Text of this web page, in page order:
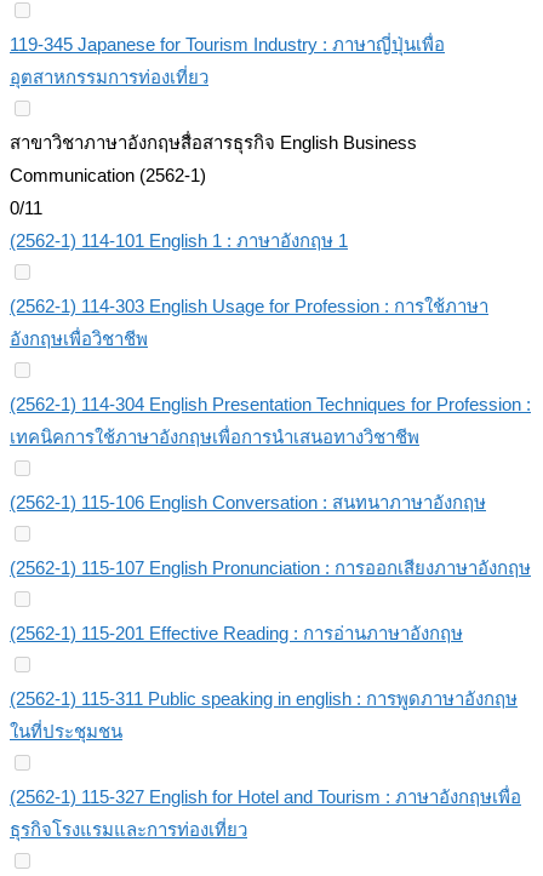
119-345 Japanese for Tourism Industry : ภาษาญี่ปุ่นเพื่อ
อุตสาหกรรมการท่องเที่ยว
สาขาวิชาภาษาอังกฤษสื่อสารธุรกิจ English Business
Communication (2562-1)
0/11
(2562-1) 114-101 English 1 : ภาษาอังกฤษ 1
(2562-1) 114-303 English Usage for Profession : การใช้ภาษา
อังกฤษเพื่อวิชาชีพ
(2562-1) 114-304 English Presentation Techniques for Profession :
เทคนิคการใช้ภาษาอังกฤษเพื่อการนำเสนอทางวิชาชีพ
(2562-1) 115-106 English Conversation : สนทนาภาษาอังกฤษ
(2562-1) 115-107 English Pronunciation : การออกเสียงภาษาอังกฤษ
(2562-1) 115-201 Effective Reading : การอ่านภาษาอังกฤษ
(2562-1) 115-311 Public speaking in english : การพูดภาษาอังกฤษ
ในที่ประชุมชน
(2562-1) 115-327 English for Hotel and Tourism : ภาษาอังกฤษเพื่อ
ธุรกิจโรงแรมและการท่องเที่ยว